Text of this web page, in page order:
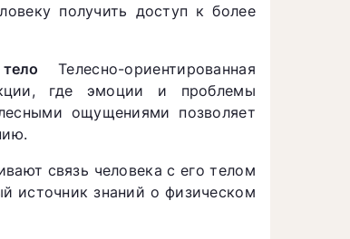
получить доступ к более
Телесно-ориентированная
где эмоции и проблемы
ощущениями позволяет
связь человека с его телом
источник знаний о физическом